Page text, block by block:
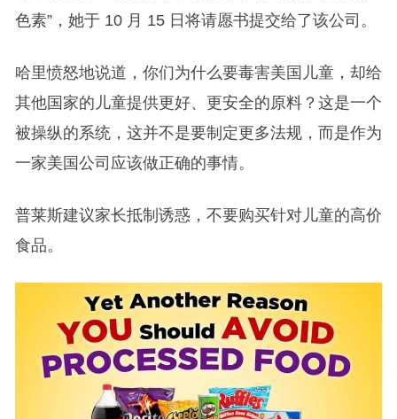
色素”，她于 10 月 15 日将请愿书提交给了该公司。
哈里愤怒地说道，你们为什么要毒害美国儿童，却给
其他国家的儿童提供更好、更安全的原料？这是一个
被操纵的系统，这并不是要制定更多法规，而是作为
一家美国公司应该做正确的事情。
普莱斯建议家长抵制诱惑，不要购买针对儿童的高价
食品。